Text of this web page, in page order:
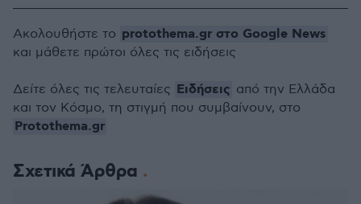
Σχετικά Άρθρα
Ακολουθήστε το protothema.gr στο Google News
και μάθετε πρώτοι όλες τις ειδήσεις
Δείτε όλες τις τελευταίες Ειδήσεις από την Ελλάδα
και τον Κόσμο, τη στιγμή που συμβαίνουν, στο
Protothema.gr